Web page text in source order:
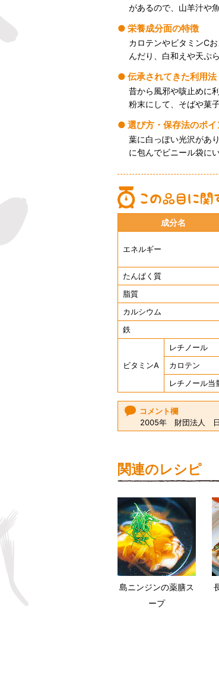
があるので、山羊汁や
栄養成分面の特徴
カロテンやビタミンC
んだり、白和えや天ぷ
伝承されてきた利用法
昔から風邪や咳止めに
粉末にして、そばや菓
選び方・保存法のポイ
葉に白っぽい光沢があ
に包んでビニール袋に
成分名
エネルギー
たんぱく質
脂質
カルシウム
鉄
ビタミンA
レチノール
カロテン
レチノール当
コメント欄
2005年 財団法人 日
関連のレシピ
島ニンジンの薬膳ス
ープ